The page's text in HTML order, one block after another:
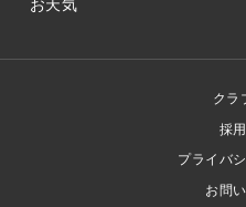
お天気
クラ
採
プライバ
お問